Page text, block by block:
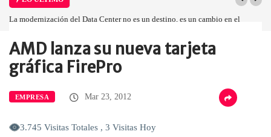
modernización del Data Center no es un destino, es un cambio en el
Home Empresa AMD lanza su…
AMD lanza su nueva tarjeta
gráfica FirePro
EMPRESA Mar 23, 2012
3.745 Visitas Totales , 3 Visitas Hoy